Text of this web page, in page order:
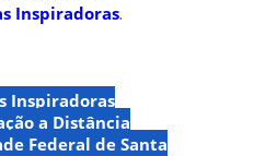
Inspiradoras.
Inspiradoras
a Distância
Federal de Santa